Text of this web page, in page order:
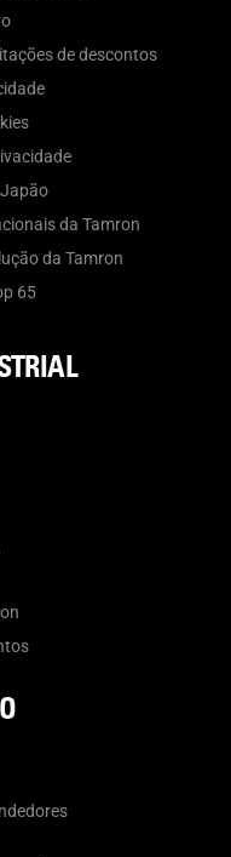
de descontos
da Tamron
da Tamron
65